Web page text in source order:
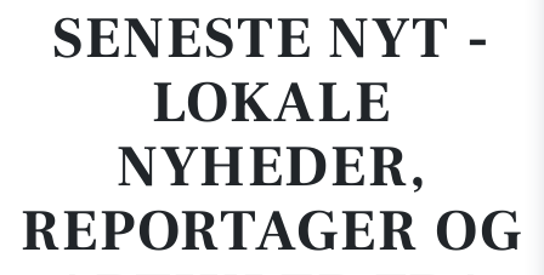
SENESTE NYT -
LOKALE
NYHEDER,
REPORTAGER OG